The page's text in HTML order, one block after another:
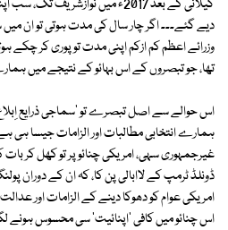
گیلانی کے بعد 2017ء میں
دیے گئے۔۔۔ اگر چار سال کی مدت ہوتی تو ان میں
وزرائے اعظم کم ازکم اپنی مدت تو پوری کر چکے
تھا، جو تبصروں کے اس بہائو کے نتیجے میں
اس حوالے سے اصل تبصرے تو 'سماجی ذرایع
ہمارے انتخابی مطالبات اور الزامات جیسا ہی
غیرجمہوری سہی، امریکی چنائو پر تو کھل کر بات
ڈونلڈ ٹرمپ کے لاابالی پن کا، کہ ان کے دوران
امریکی عوام کو دھوکا دینے کے الزامات اور
اس چنائو میں کافی 'اپنائیت' سی محسوس ہونے